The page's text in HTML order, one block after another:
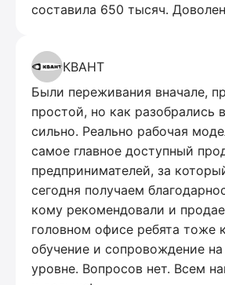
составила 650 тысяч.
КВАНТ
Были переживания вначале,
простой, но как разобрались
сильно. Реально рабочая
самое главное доступный
предпринимателей, за
сегодня получаем
кому рекомендовали и
головном офисе ребята тоже
обучение и сопровождение
уровне. Вопросов нет. Всем